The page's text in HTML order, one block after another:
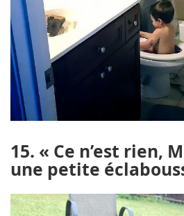
15. « Ce n’est rien,
une petite